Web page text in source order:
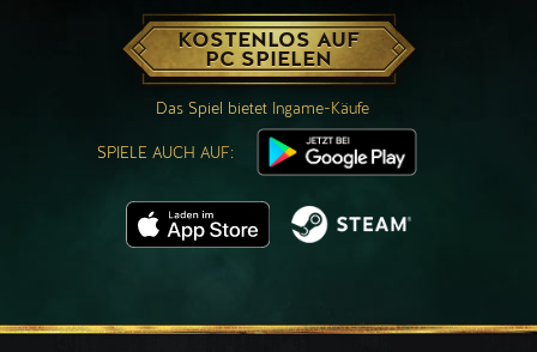
KOSTENLOS AUF
PC SPIELEN
Das Spiel bietet Ingame-Käufe
SPIELE AUCH AUF: